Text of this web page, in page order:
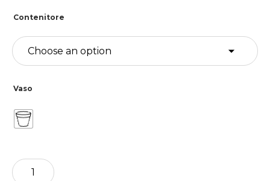
Contenitore
Vaso
Phlox
-